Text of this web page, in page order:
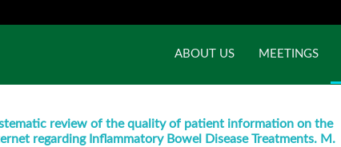
ABOUT US MEETINGS
review of the quality of patient information on the
regarding Inflammatory Bowel Disease Treatments. M.